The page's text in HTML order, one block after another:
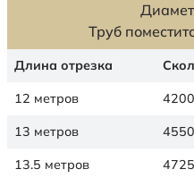
Труб
Длина отрезка
12 метров
13 метров
13.5 метров